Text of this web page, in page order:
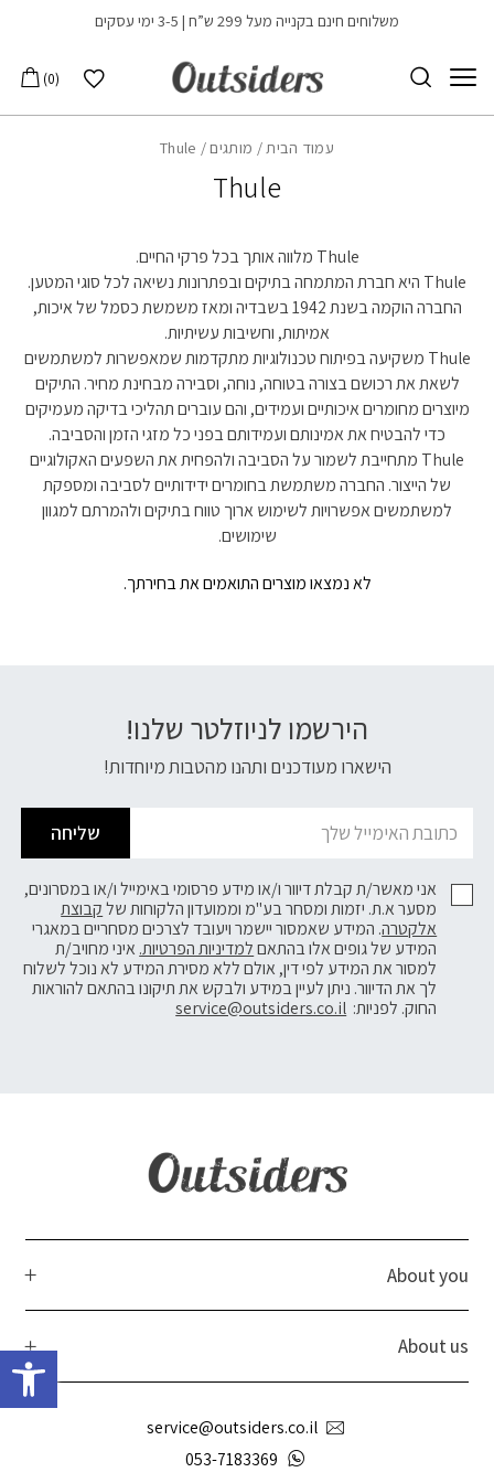
Skip to Contentמשלוחים חינם בקנייה מעל 299 ש”ח | 3-5 ימי עסקים
הרשימה שלי
0
עמוד הבית/ מותגים / Thule
Thule
Thule מלווה אותך בכל פרקי החיים.
Thule היא חברת המתמחה בתיקים ובפתרונות נשיאה לכל סוגי המטען.
החברה הוקמה בשנת 1942 בשבדיה ומאז משמשת כסמל של איכות,
אמיתות, וחשיבות עשיתיות.
Thule משקיעה בפיתוח טכנולוגיות מתקדמות שמאפשרות למשתמשים
לשאת את רכושם בצורה בטוחה, נוחה, וסבירה מבחינת מחיר. התיקים
מיוצרים מחומרים איכותיים ועמידים, והם עוברים תהליכי בדיקה מעמיקים
כדי להבטיח את אמינותם ועמידותם בפני כל מזגי הזמן והסביבה.
Thule מתחייבת לשמור על הסביבה ולהפחית את השפעים האקולוגיים
של הייצור. החברה משתמשת בחומרים ידידותיים לסביבה ומספקת
למשתמשים אפשרויות לשימוש ארוך טווח בתיקים ולהמרתם למגוון
שימושים.
לא נמצאו מוצרים התואמים את בחירתך.
הירשמו לניוזלטר שלנו!
הישארו מעודכנים ותהנו מהטבות מיוחדות!
שליחה
אני מאשר/ת קבלת דיוור ו/או מידע פרסומי באימייל ו/או במסרונים,
מסער א.ת. יזמות ומסחר בע"מ וממועדון הלקוחות שלקבוצת
אלקטרה. המידע שאמסור יישמר ויעובד לצרכים מסחריים במאגרי
המידע של גופים אלו בהתאםלמדיניות הפרטיות. איני מחויב/ת
למסור את המידע לפי דין, אולם ללא מסירת המידע לא נוכל לשלוח
לך את הדיוור. ניתן לעיין במידע ולבקש את תיקונו בהתאם להוראות
החוק. לפניות: service@outsiders.co.il
About you
About us
service@outsiders.co.il
053-7183369